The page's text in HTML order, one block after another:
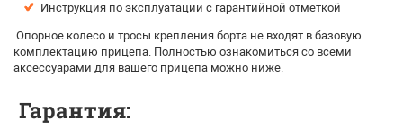
Инструкция по эксплуатации с гарантийной отметкой
Опорное колесо и тросы крепления борта не входят в базовую
комплектацию прицепа. Полностью ознакомиться со всеми
аксессуарами для вашего прицепа можно ниже.
Гарантия: